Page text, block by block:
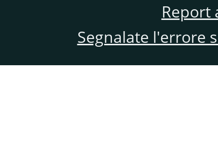
Report
Segnalate l'errore